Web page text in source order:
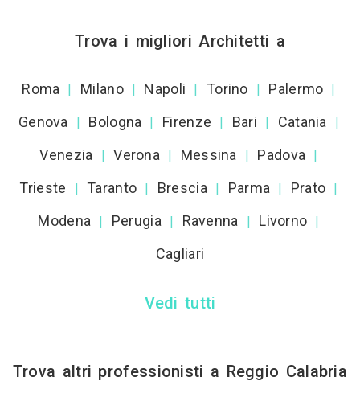
Trova i migliori Architetti a
Roma | Milano | Napoli | Torino | Palermo |
Genova | Bologna | Firenze | Bari | Catania |
Venezia | Verona | Messina | Padova |
Trieste | Taranto | Brescia | Parma | Prato |
Modena | Perugia | Ravenna | Livorno |
Cagliari
Vedi tutti
Trova altri professionisti a Reggio Calabria